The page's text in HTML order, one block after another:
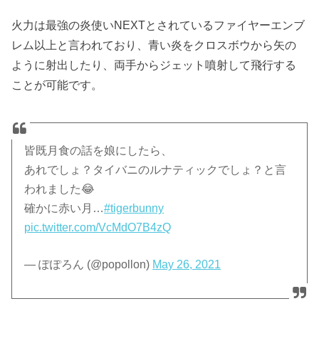
火力は最強の炎使いNEXTとされているファイヤーエンブ
レム以上と言われており、青い炎をクロスボウから矢の
ように射出したり、両手からジェット噴射して飛行する
ことが可能です。
皆既月食の話を娘にしたら、
あれでしょ？タイバニのルナティックでしょ？と言
われました😂
確かに赤い月…#tigerbunny
pic.twitter.com/VcMdO7B4zQ
— ぽぽろん (@popollon) May 26, 2021